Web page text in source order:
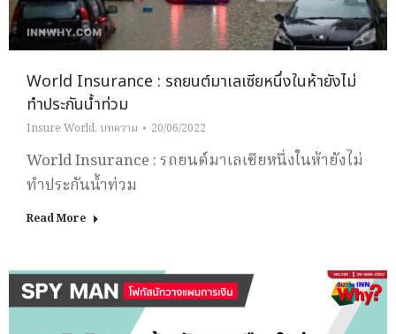
World Insurance : รถยนต์มาเลเซียหนึ่งในห้ายังไม่
ทำประกันน้ำท่วม
Insure World, บทความ 20/06/2022
World Insurance : รถยนต์มาเลเซียหนึ่งในห้ายังไม่
ทำประกันน้ำท่วม
Read More